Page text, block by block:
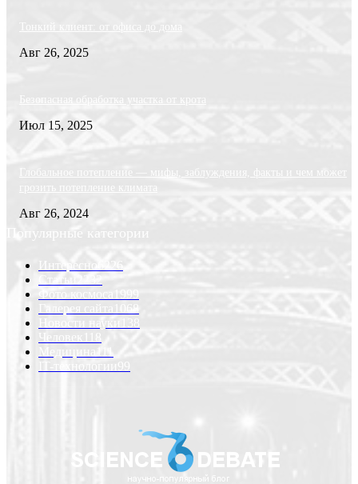
Тонкий клиент: от офиса до дома
Авг 26, 2025
Безопасная обработка участка от крота
Июл 15, 2025
Глобальное потепление — мифы, заблуждения, факты и чем может
грозить потепление климата
Авг 26, 2024
Популярные категории
Интересно
6226
Статьи
Фото космоса
1999
Галерея сайта
1068
Новости науки
Человек
Медицина
IT-технологии99